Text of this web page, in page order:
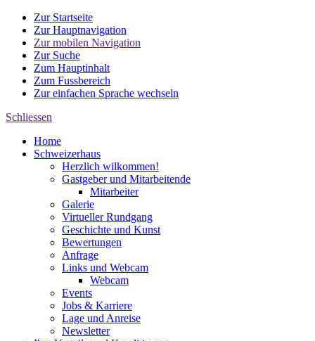
Zur Startseite
Zur Hauptnavigation
Zur mobilen Navigation
Zur Suche
Zum Hauptinhalt
Zum Fussbereich
Zur einfachen Sprache wechseln
Schliessen
Home
Schweizerhaus
Herzlich wilkommen!
Gastgeber und Mitarbeitende
Mitarbeiter
Galerie
Virtueller Rundgang
Geschichte und Kunst
Bewertungen
Anfrage
Links und Webcam
Webcam
Events
Jobs & Karriere
Lage und Anreise
Newsletter